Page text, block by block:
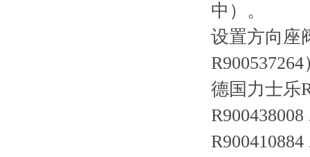
中）。
设置方向座
德国力士乐